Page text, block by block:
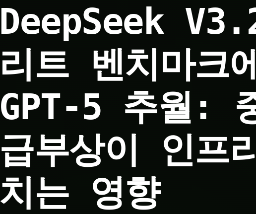
DeepSeek
리트 벤치마크
GPT-5 추월:
급부상이 인프
치는 영향